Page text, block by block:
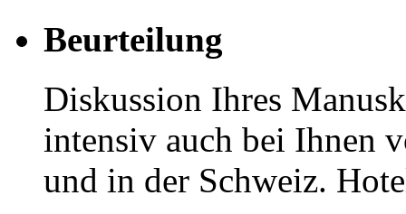
Beurteilung
Diskussion Ihres
intensiv auch bei Ihnen
und in der Schweiz.